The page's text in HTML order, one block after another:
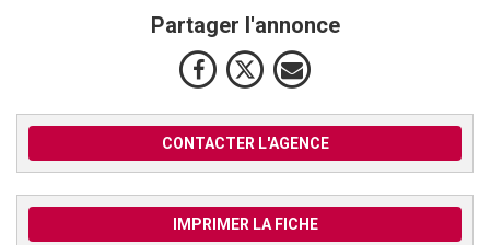
Partager l'annonce
CONTACTER L'AGENCE
IMPRIMER LA FICHE